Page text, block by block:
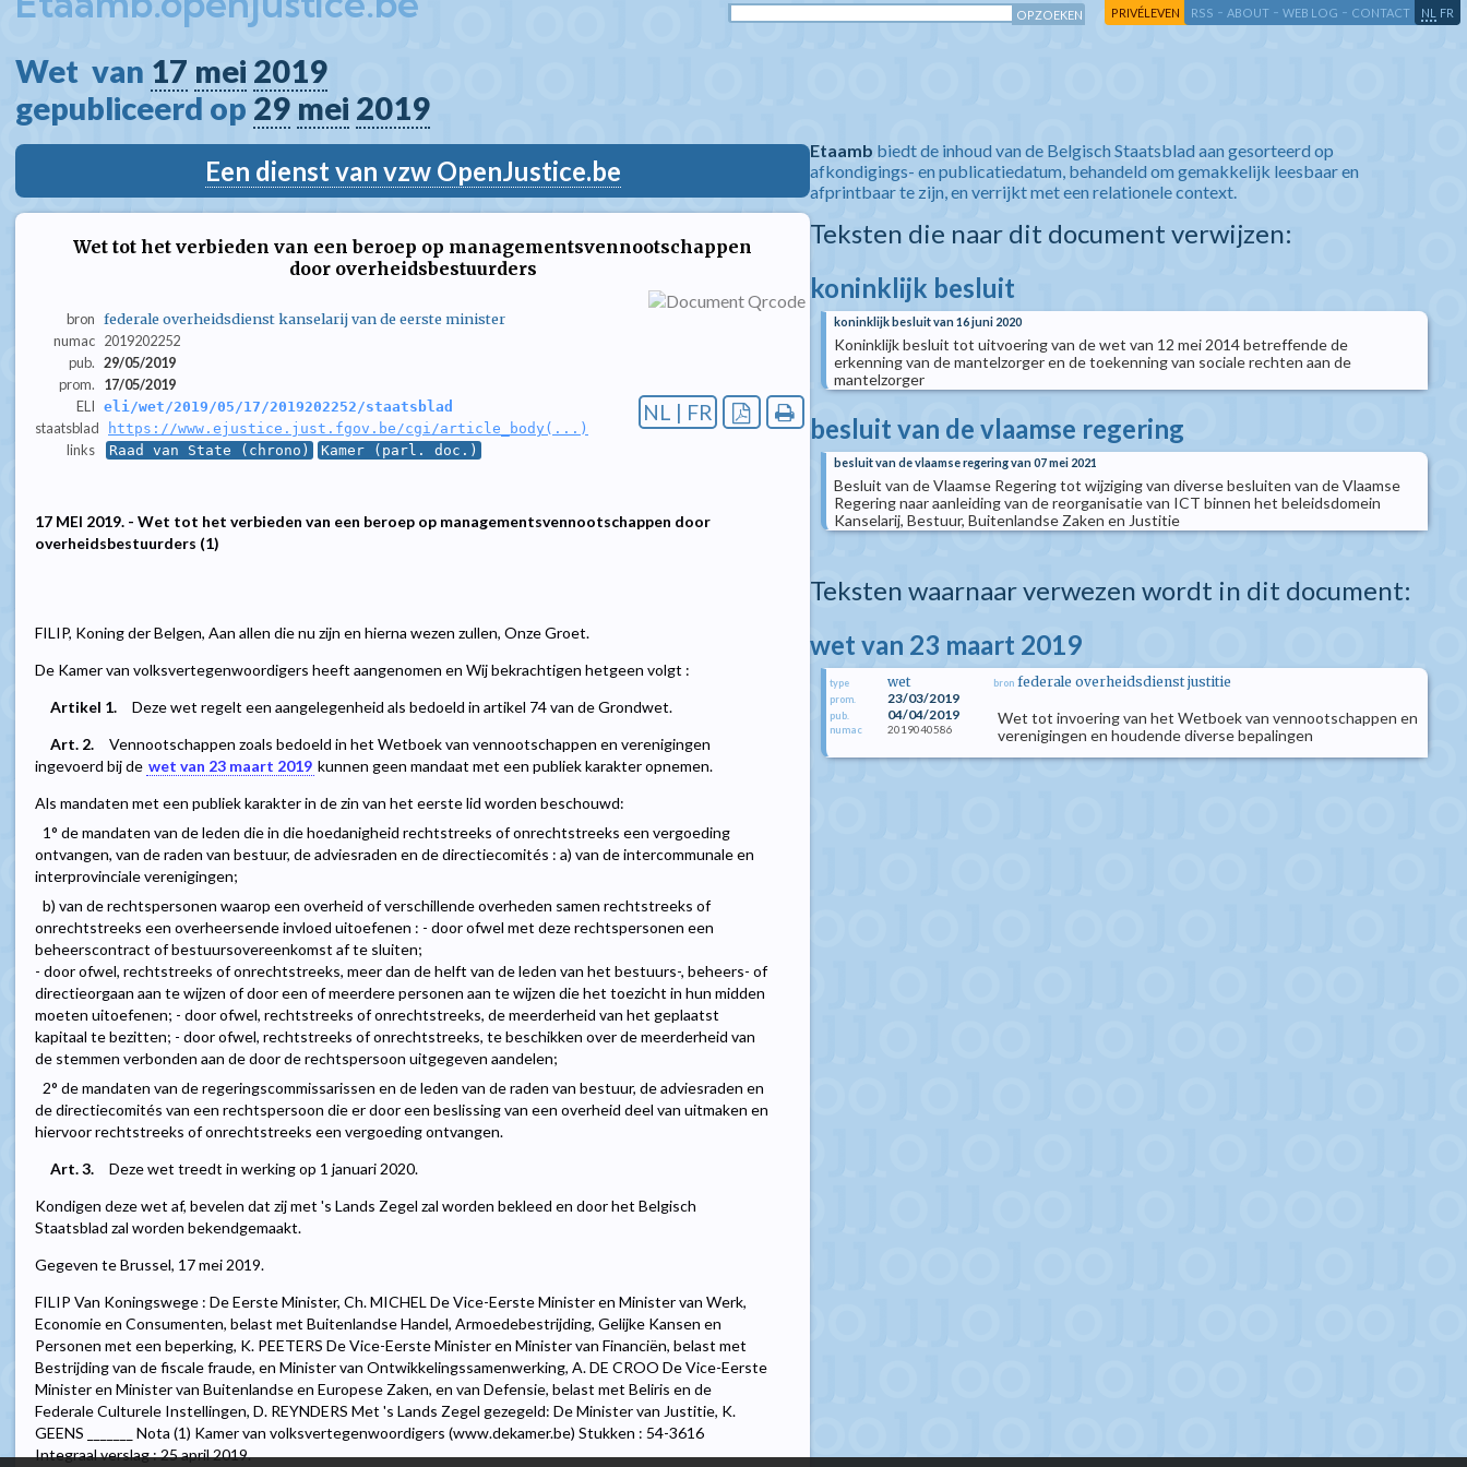
PRIVÉLEVEN RSS - ABOUT - WEB LOG - CONTACT NL FR
Wet  van 17 mei 2019
gepubliceerd op 29 mei 2019
Een dienst van vzw OpenJustice.be
Wet tot het verbieden van een beroep op managementsvennootschappen
door overheidsbestuurders
bron federale overheidsdienst kanselarij van de eerste minister
numac 2019202252
pub. 29/05/2019
prom.
17/05/2019
ELI eli/wet/2019/05/17/2019202252/staatsblad
staatsblad https://www.ejustice.just.fgov.be/cgi/article_body(...)
links Raad van State (chrono) Kamer (parl. doc.)
NL | FR
17 MEI 2019. - Wet tot het verbieden van een beroep op managementsvennootschappen door
overheidsbestuurders (1)
FILIP, Koning der Belgen, Aan allen die nu zijn en hierna wezen zullen, Onze Groet.
De Kamer van volksvertegenwoordigers heeft aangenomen en Wij bekrachtigen hetgeen volgt :
Artikel 1.
Deze wet regelt een aangelegenheid als bedoeld in artikel 74 van de Grondwet.
Art. 2.
Vennootschappen zoals bedoeld in het Wetboek van vennootschappen en verenigingen
ingevoerd bij de wet van 23 maart 2019 kunnen geen mandaat met een publiek karakter opnemen.
Als mandaten met een publiek karakter in de zin van het eerste lid worden beschouwd:
1° de mandaten van de leden die in die hoedanigheid rechtstreeks of onrechtstreeks een vergoeding
ontvangen, van de raden van bestuur, de adviesraden en de directiecomités : a) van de intercommunale en
interprovinciale verenigingen;
b) van de rechtspersonen waarop een overheid of verschillende overheden samen rechtstreeks of
onrechtstreeks een overheersende invloed uitoefenen : - door ofwel met deze rechtspersonen een
beheerscontract of bestuursovereenkomst af te sluiten;
- door ofwel, rechtstreeks of onrechtstreeks, meer dan de helft van de leden van het bestuurs-, beheers- of
directieorgaan aan te wijzen of door een of meerdere personen aan te wijzen die het toezicht in hun midden
moeten uitoefenen; - door ofwel, rechtstreeks of onrechtstreeks, de meerderheid van het geplaatst
kapitaal te bezitten; - door ofwel, rechtstreeks of onrechtstreeks, te beschikken over de meerderheid van
de stemmen verbonden aan de door de rechtspersoon uitgegeven aandelen;
2° de mandaten van de regeringscommissarissen en de leden van de raden van bestuur, de adviesraden en
de directiecomités van een rechtspersoon die er door een beslissing van een overheid deel van uitmaken en
hiervoor rechtstreeks of onrechtstreeks een vergoeding ontvangen.
Art. 3.
Deze wet treedt in werking op 1 januari 2020.
Kondigen deze wet af, bevelen dat zij met 's Lands Zegel zal worden bekleed en door het Belgisch
Staatsblad zal worden bekendgemaakt.
Gegeven te Brussel, 17 mei 2019.
FILIP Van Koningswege : De Eerste Minister, Ch. MICHEL De Vice-Eerste Minister en Minister van Werk,
Economie en Consumenten, belast met Buitenlandse Handel, Armoedebestrijding, Gelijke Kansen en
Personen met een beperking, K. PEETERS De Vice-Eerste Minister en Minister van Financiën, belast met
Bestrijding van de fiscale fraude, en Minister van Ontwikkelingssamenwerking, A. DE CROO De Vice-Eerste
Minister en Minister van Buitenlandse en Europese Zaken, en van Defensie, belast met Beliris en de
Federale Culturele Instellingen, D. REYNDERS Met 's Lands Zegel gezegeld: De Minister van Justitie, K.
GEENS _______ Nota (1) Kamer van volksvertegenwoordigers (www.dekamer.be) Stukken : 54-3616
Integraal verslag : 25 april 2019.
Etaamb biedt de inhoud van de Belgisch Staatsblad aan gesorteerd op
afkondigings- en publicatiedatum, behandeld om gemakkelijk leesbaar en
afprintbaar te zijn, en verrijkt met een relationele context.
Teksten die naar dit document verwijzen:
koninklijk besluit
koninklijk besluit van 16 juni 2020
Koninklijk besluit tot uitvoering van de wet van 12 mei 2014 betreffende de
erkenning van de mantelzorger en de toekenning van sociale rechten aan de
mantelzorger
besluit van de vlaamse regering
besluit van de vlaamse regering van 07 mei 2021
Besluit van de Vlaamse Regering tot wijziging van diverse besluiten van de Vlaamse
Regering naar aanleiding van de reorganisatie van ICT binnen het beleidsdomein
Kanselarij, Bestuur, Buitenlandse Zaken en Justitie
Teksten waarnaar verwezen wordt in dit document:
wet van 23 maart 2019
type wet
prom. 23/03/2019
pub. 04/04/2019
numac 2019040586
bron federale overheidsdienst justitie
Wet tot invoering van het Wetboek van vennootschappen en
verenigingen en houdende diverse bepalingen